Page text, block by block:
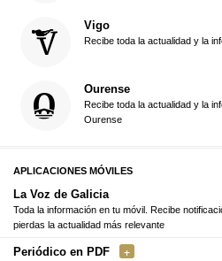
Vigo
Recibe toda la actualidad y la
Ourense
Recibe toda la actualidad y la
Ourense
APLICACIONES MÓVILES
La Voz de Galicia
Toda la información en tu móvil. Recibe
pierdas la actualidad más relevante
Periódico en PDF